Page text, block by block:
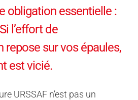
obligation essentielle :
l’effort de
repose sur vos épaules,
est vicié.
URSSAF n’est pas un